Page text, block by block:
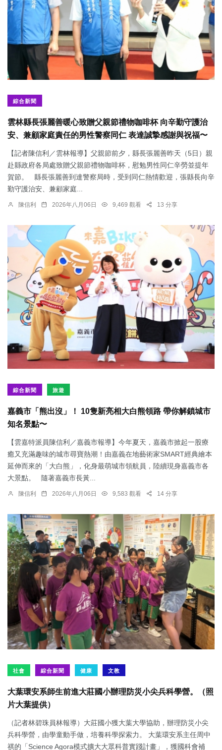
綜合新聞
雲林縣長張麗善暖心致贈父親節禮物咖啡杯 向辛勤守護治
安、兼顧家庭責任的男性警察同仁 表達誠摯感謝與祝福〜
【記者陳信利／雲林報導】父親節前夕，縣長張麗善昨天（5日）親
赴縣政府各局處致贈父親節禮物咖啡杯，慰勉男性同仁辛勞並提年
賀節。 縣長張麗善到達警察局時，受到同仁熱情歡迎，張縣長向辛
勤守護治安、兼顧家庭...
陳信利 2026年八月06日 9,469 觀看 13 分享
綜合新聞 旅遊
嘉義市「熊出沒」！ 10隻新亮相大白熊領路 帶你解鎖城市
知名景點〜
【雲嘉特派員陳信利／嘉義市報導】今年夏天，嘉義市掀起一股療
癒又充滿趣味的城市尋寶熱潮！由嘉義在地藝術家SMART經典繪本
延伸而來的「大白熊」，化身最萌城市領航員，陸續現身嘉義市各
大景點。 隨著嘉義市長黃...
陳信利 2026年八月06日 9,583 觀看 14 分享
社會 綜合新聞 健康 文教
大葉環安系師生前進大莊國小辦理防災小尖兵科學營。（照
片大葉提供）
（記者林碧珠員林報導）大莊國小獲大葉大學協助，辦理防災小尖
兵科學營，由學童動手做，培養科學探索力。 大葉環安系主任周中
祺的「Science Agora模式擴大大眾科普實踐計畫」，獲國科會補